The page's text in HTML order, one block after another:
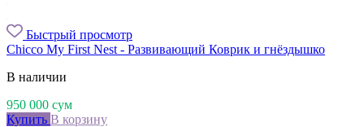
Быстрый просмотр
Chicco My First Nest - Развивающий Коврик и гнёздышко
В наличии
950 000 сум
Купить В корзину